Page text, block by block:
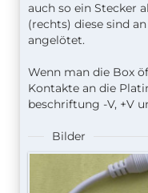
auch so ein Stecker
(rechts) diese sind
angelötet.
Wenn man die Box
Kontakte an die
beschriftung -V, +V
Bilder